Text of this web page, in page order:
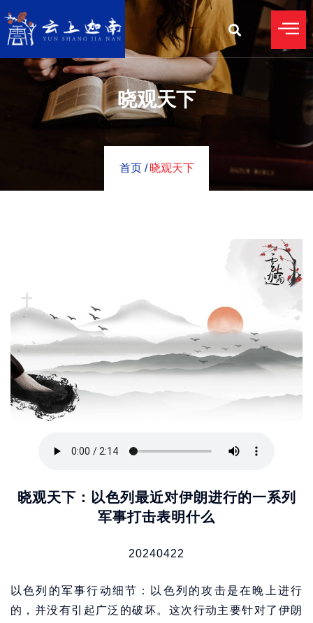
晓观天下
首页 / 晓观天下
晓观天下：以色列最近对伊朗进行的一系列
军事打击表明什么
20240422
以色列的军事行动细节：以色列的攻击是在晚上进行
的，并没有引起广泛的破坏。这次行动主要针对了伊朗